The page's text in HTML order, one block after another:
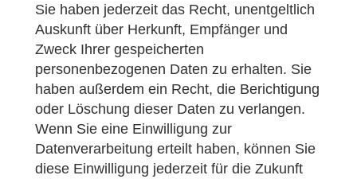
Sie haben jederzeit das Recht, unentgeltlich
Auskunft über Herkunft, Empfänger und
Zweck Ihrer gespeicherten
personenbezogenen Daten zu erhalten. Sie
haben außerdem ein Recht, die Berichtigung
oder Löschung dieser Daten zu verlangen.
Wenn Sie eine Einwilligung zur
Datenverarbeitung erteilt haben, können Sie
diese Einwilligung jederzeit für die Zukunft